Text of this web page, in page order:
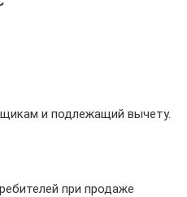
и подлежащий вычету.
при продаже